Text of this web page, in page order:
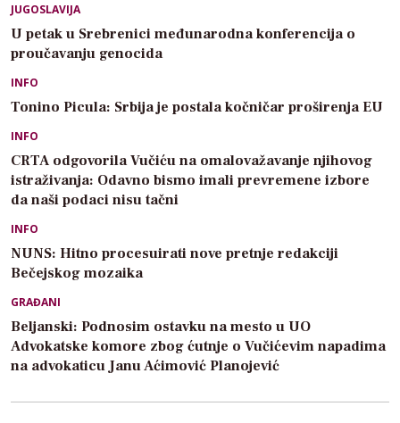
JUGOSLAVIJA
U petak u Srebrenici međunarodna konferencija o
proučavanju genocida
INFO
Tonino Picula: Srbija je postala kočničar proširenja EU
INFO
CRTA odgovorila Vučiću na omalovažavanje njihovog
istraživanja: Odavno bismo imali prevremene izbore
da naši podaci nisu tačni
INFO
NUNS: Hitno procesuirati nove pretnje redakciji
Bečejskog mozaika
GRAĐANI
Beljanski: Podnosim ostavku na mesto u UO
Advokatske komore zbog ćutnje o Vučićevim napadima
na advokaticu Janu Aćimović Planojević